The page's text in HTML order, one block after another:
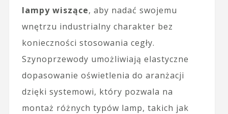
lampy wiszące, aby nadać swojemu
wnętrzu industrialny charakter bez
konieczności stosowania cegły.
Szynoprzewody umożliwiają elastyczne
dopasowanie oświetlenia do aranżacji
dzięki systemowi, który pozwala na
montaż różnych typów lamp, takich jak